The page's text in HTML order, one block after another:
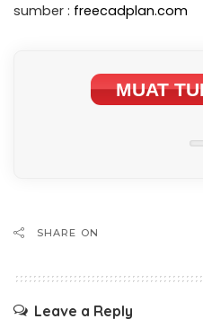
sumber : freecadplan.com
MUAT
SHARE ON
Leave a Reply